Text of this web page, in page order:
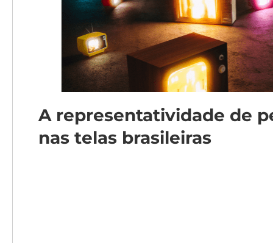
A representatividade de
nas telas brasileiras